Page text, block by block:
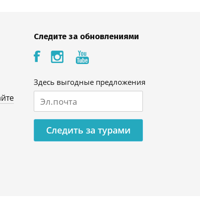
Следите за обновлениями
Здесь выгодные предложения
Следить за турами